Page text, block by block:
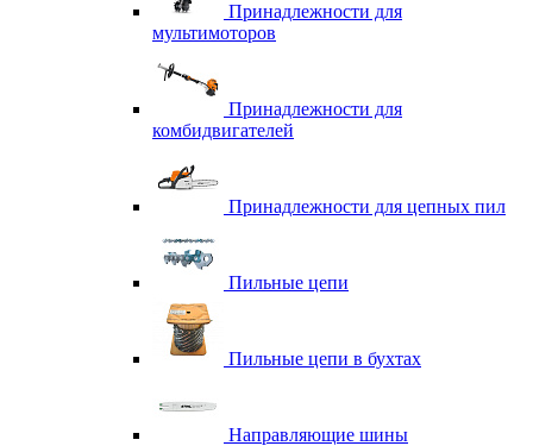
Принадлежности для
мультимоторов
Принадлежности для
комбидвигателей
Принадлежности для цепных пил
Пильные цепи
Пильные цепи в бухтах
Направляющие шины